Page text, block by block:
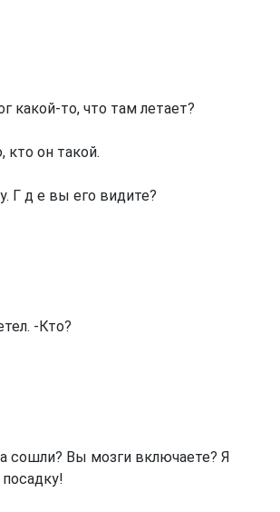
какой-то, что там летает?
кто он такой.
Г д е вы его видите?
-Кто?
сошли? Вы мозги включаете? Я